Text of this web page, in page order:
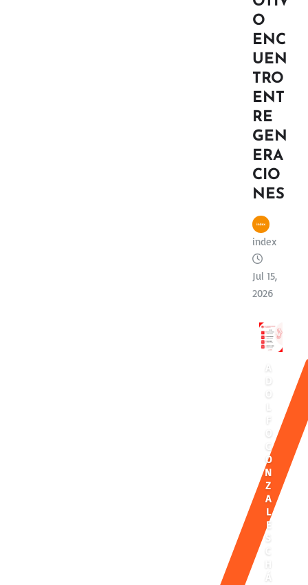
O
ENC
UEN
TRO
ENT
RE
GEN
ERA
CIO
NES
index
Jul 15,
2026
A
D
O
F
O
G
O
N
Z
A
L
E
S
C
H
Á